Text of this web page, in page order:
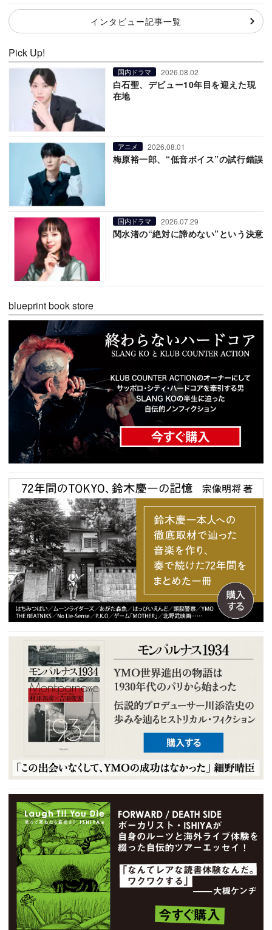
インタビュー記事一覧
Pick Up!
国内ドラマ 2026.08.02
白石聖、デビュー10年目を迎えた現
在地
アニメ 2026.08.01
梅原裕一郎、“低音ボイス”の試行錯誤
国内ドラマ 2026.07.29
関水渚の“絶対に諦めない”という決意
blueprint book store